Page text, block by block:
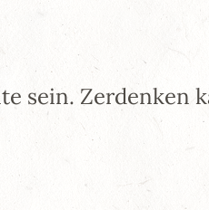
sein. Zerdenken